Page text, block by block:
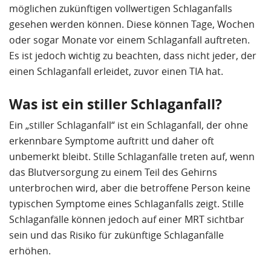
möglichen zukünftigen vollwertigen Schlaganfalls
gesehen werden können. Diese können Tage, Wochen
oder sogar Monate vor einem Schlaganfall auftreten.
Es ist jedoch wichtig zu beachten, dass nicht jeder, der
einen Schlaganfall erleidet, zuvor einen TIA hat.
Was ist ein stiller Schlaganfall?
Ein „stiller Schlaganfall“ ist ein Schlaganfall, der ohne
erkennbare Symptome auftritt und daher oft
unbemerkt bleibt. Stille Schlaganfälle treten auf, wenn
das Blutversorgung zu einem Teil des Gehirns
unterbrochen wird, aber die betroffene Person keine
typischen Symptome eines Schlaganfalls zeigt. Stille
Schlaganfälle können jedoch auf einer MRT sichtbar
sein und das Risiko für zukünftige Schlaganfälle
erhöhen.